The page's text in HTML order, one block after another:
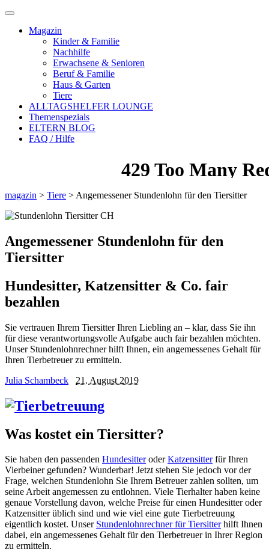
Magazin
Kinder & Familie
Nachhilfe
Erwachsene & Senioren
Beruf & Familie
Haus & Garten
Tiere
ALLTAGSHELFER LOUNGE
Themenspezials
ELTERN BLOG
FAQ / Hilfe
magazin > Tiere > Angemessener Stundenlohn für den Tiersitter
Angemessener Stundenlohn für den
Tiersitter
Hundesitter, Katzensitter & Co. fair
bezahlen
Sie vertrauen Ihrem Tiersitter Ihren Liebling an – klar, dass Sie ihn
für diese verantwortungsvolle Aufgabe auch fair bezahlen möchten.
Unser Stundenlohnrechner hilft Ihnen, ein angemessenes Gehalt für
Ihren Tierbetreuer zu ermitteln.
Julia Schambeck
21. August 2019
Was kostet ein Tiersitter?
Sie haben den passenden HundesitteroderKatzensitterfür Ihren
Vierbeiner gefunden? Wunderbar! Jetzt stehen Sie jedoch vor der
Frage, welchen Stundenlohn Sie Ihrem Betreuer zahlen sollten, um
seine Arbeit angemessen zu entlohnen. Viele Tierhalter haben keine
genaue Vorstellung davon, welche Preise für einen Hundesitter oder
Katzensitter üblich sind und wie viel eine gute Tierbetreuung
eigentlich kostet. Unser Stundenlohnrechner für Tiersitterhilft Ihnen
dabei, ein angemessenes Gehalt für den Tierbetreuer in Ihrer Region
zu ermitteln.